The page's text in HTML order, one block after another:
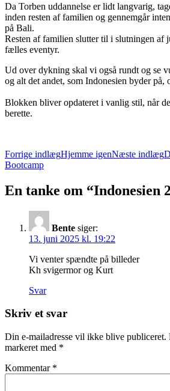
Da Torben uddannelse er lidt langvarig,
inden resten af familien og gennemgår
på Bali.
Resten af familien slutter til i slutningen af
fælles eventyr.
Ud over dykning skal vi også rundt og se
og alt det andet, som Indonesien byder
Blokken bliver opdateret i vanlig stil, når
berette.
Indlægsnavigation
Forrige indlægHjemme igenNæste indlæg
Bootcamp
En tanke om “Indonesien
Bente siger:
13. juni 2025 kl. 19:22
Vi venter spændte på billeder
Kh svigermor og Kurt
Svar
Skriv et svar
Din e-mailadresse vil ikke blive publiceret.
markeret med *
Kommentar *